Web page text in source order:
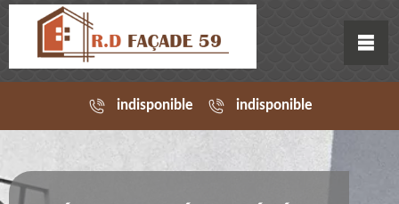
indisponible indisponible